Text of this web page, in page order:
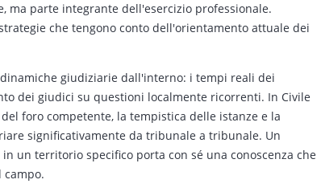
ma parte integrante dell'esercizio professionale.
che tengono conto dell'orientamento attuale dei
giudiziarie dall'interno: i tempi reali dei
dei giudici su questioni localmente ricorrenti. In Civile
foro competente, la tempistica delle istanze e la
significativamente da tribunale a tribunale. Un
un territorio specifico porta con sé una conoscenza che
campo.